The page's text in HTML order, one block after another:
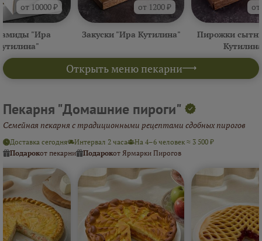
Открыть меню пекарни
от 10000 ₽
"Ира
от 1200 ₽
Закуски "Ира Кутилина"
от
Пирожки
Пекарня "Домашние пироги"
Семейная пекарня с традиционными рецептами сдобных пирогов
Доставка сегодня Интервал 2 часа
На 4–6 человек ≈ 3 500 ₽
Подарокот пекарни Подарокот Ярмарки Пирогов